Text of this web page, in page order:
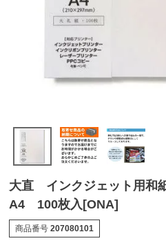
大直 インクジェット用
A4 100枚入[ONA]
商品番号 207080101